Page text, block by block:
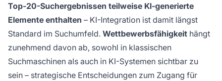
Top-20-Suchergebnissen teilweise KI-generierte
Elemente enthalten – KI-Integration ist damit längst
Standard im Suchumfeld. Wettbewerbsfähigkeit hängt
zunehmend davon ab, sowohl in klassischen
Suchmaschinen als auch in KI-Systemen sichtbar zu
sein – strategische Entscheidungen zum Zugang für